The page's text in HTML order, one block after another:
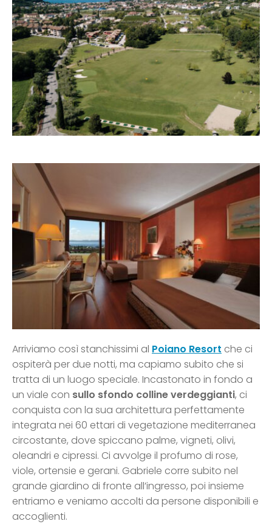
Arriviamo così stanchissimi al Poiano Resort che ci
ospiterà per due notti, ma capiamo subito che si
tratta di un luogo speciale. Incastonato in fondo a
un viale con sullo sfondo colline verdeggianti, ci
conquista con la sua architettura perfettamente
integrata nei 60 ettari di vegetazione mediterranea
circostante, dove spiccano palme, vigneti, olivi,
oleandri e cipressi. Ci avvolge il profumo di rose,
viole, ortensie e gerani. Gabriele corre subito nel
grande giardino di fronte all’ingresso, poi insieme
entriamo e veniamo accolti da persone disponibili e
accoglienti.